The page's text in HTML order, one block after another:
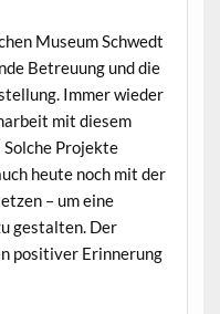
Museum Schwedt
Betreuung und die
Immer wieder
mit diesem
Projekte
heute noch mit der
– um eine
gestalten. Der
positiver Erinnerung